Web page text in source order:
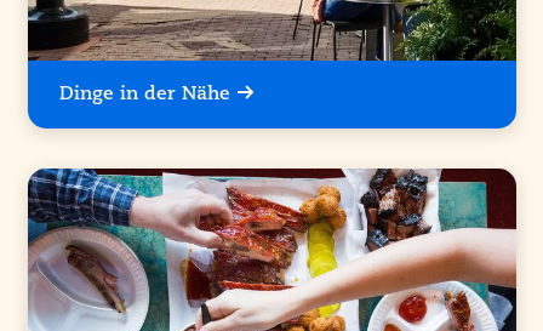
Dinge in der Nähe